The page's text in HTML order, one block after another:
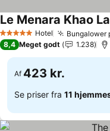
5 Stjerner Hotel Bungalower
Le Menara Khao
8,4 Meget godt 1.238
Af 423 kr.
Se priser fra 11